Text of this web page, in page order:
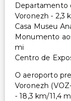
Departamento
Voronezh - 2,3
Casa Museu
Monumento
mi
Centro de
O aeroporto
Voronezh
- 18,3 km/11,4